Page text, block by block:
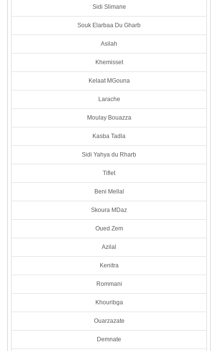
Sidi Slimane
Souk Elarbaa Du Gharb
Asilah
Khemisset
Kelaat MGouna
Larache
Moulay Bouazza
Kasba Tadla
Sidi Yahya du Rharb
Tiflet
Beni Mellal
Skoura MDaz
Oued Zem
Azilal
Kenitra
Rommani
Khouribga
Ouarzazate
Demnate